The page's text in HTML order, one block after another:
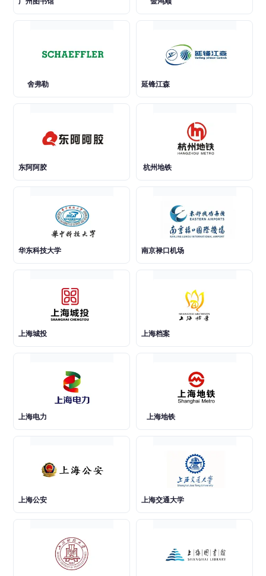
舍弗勒 延锋江森
东阿阿胶 杭州地铁
华东科技大学 南京禄口机场
上海城投 上海档案
上海电力 上海地铁
上海公安 上海交通大学